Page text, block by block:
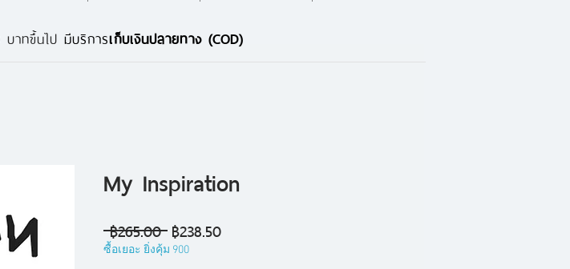
My Inspiration
฿265.00 ราคา
ปกติ
฿238.50ราคา
ซื้อเยอะ ยิ่งคุ้ม 900
าทขึ้นไป มีบริการเก็บเงินปลายทาง (COD)